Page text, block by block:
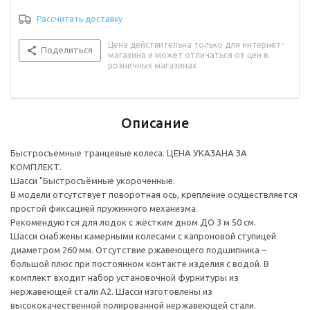
316. Диаметр трубы стоек 32 мм, толщина стенки 2 мм.
Рассчитать доставку
Поделиться
Цена действительна только для интернет-
магазина и может отличаться от цен в
розничных магазинах
Описание
Быстросъёмные транцевые колеса. ЦЕНА УКАЗАНА ЗА
КОМПЛЕКТ.
Шасси "Быстросъёмные укороченные.
В модели отсутствует поворотная ось, крепление осуществляется
простой фиксацией пружинного механизма.
Рекомендуются для лодок с жёстким дном ДО 3 м 50 см.
Шасси снабжены камерными колесами с капроновой ступицей
диаметром 260 мм. Отсутствие ржавеющего подшипника –
большой плюс при постоянном контакте изделия с водой. В
комплект входит набор установочной фурнитуры из
нержавеющей стали А2. Шасси изготовлены из
высококачественной полированной нержавеющей стали.